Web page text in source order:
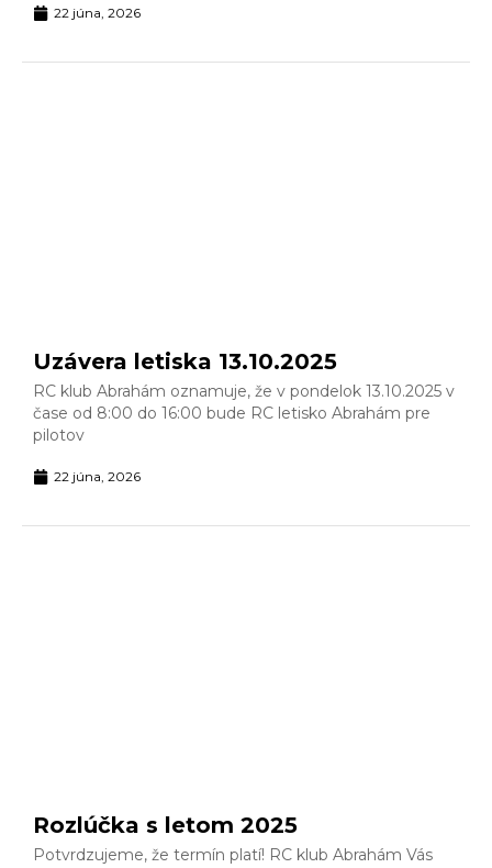
22 júna, 2026
Uzávera letiska 13.10.2025
RC klub Abrahám oznamuje, že v pondelok 13.10.2025 v
čase od 8:00 do 16:00 bude RC letisko Abrahám pre
pilotov
22 júna, 2026
Rozlúčka s letom 2025
Potvrdzujeme, že termín platí! RC klub Abrahám Vás